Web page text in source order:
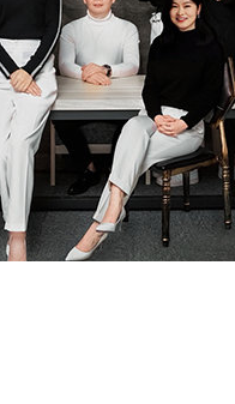
号酒吧】 【
中路1487弄】